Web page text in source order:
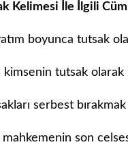
Kelimesi İle İlgili
boyunca tutsak
kimsenin tutsak
serbest
mahkemenin son